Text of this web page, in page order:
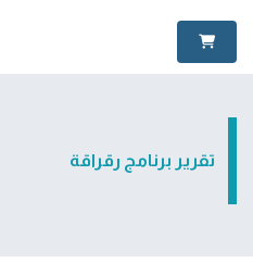
تقرير برنامج رقراقة